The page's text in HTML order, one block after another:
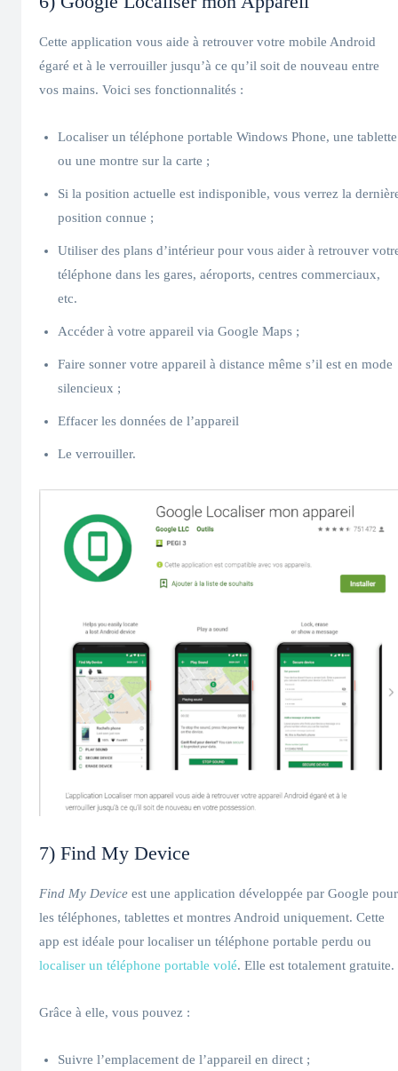
Cette application vous aide à retrouver votre mobile Android
égaré et à le verrouiller jusqu’à ce qu’il soit de nouveau entre
vos mains. Voici ses fonctionnalités :
Localiser un téléphone portable Windows Phone, une tablette
ou une montre sur la carte ;
Si la position actuelle est indisponible, vous verrez la
position connue ;
Utiliser des plans d’intérieur pour vous aider à retrouver
téléphone dans les gares, aéroports, centres commerciaux,
etc.
Accéder à votre appareil via Google Maps ;
Faire sonner votre appareil à distance même s’il est en mode
silencieux ;
Effacer les données de l’appareil
Le verrouiller.
7) Find My Device
Find My Device est une application développée par Google pour
les téléphones, tablettes et montres Android uniquement. Cette
app est idéale pour localiser un téléphone portable perdu ou
localiser un téléphone portable volé. Elle est totalement gratuite.
Grâce à elle, vous pouvez :
Suivre l’emplacement de l’appareil en direct ;